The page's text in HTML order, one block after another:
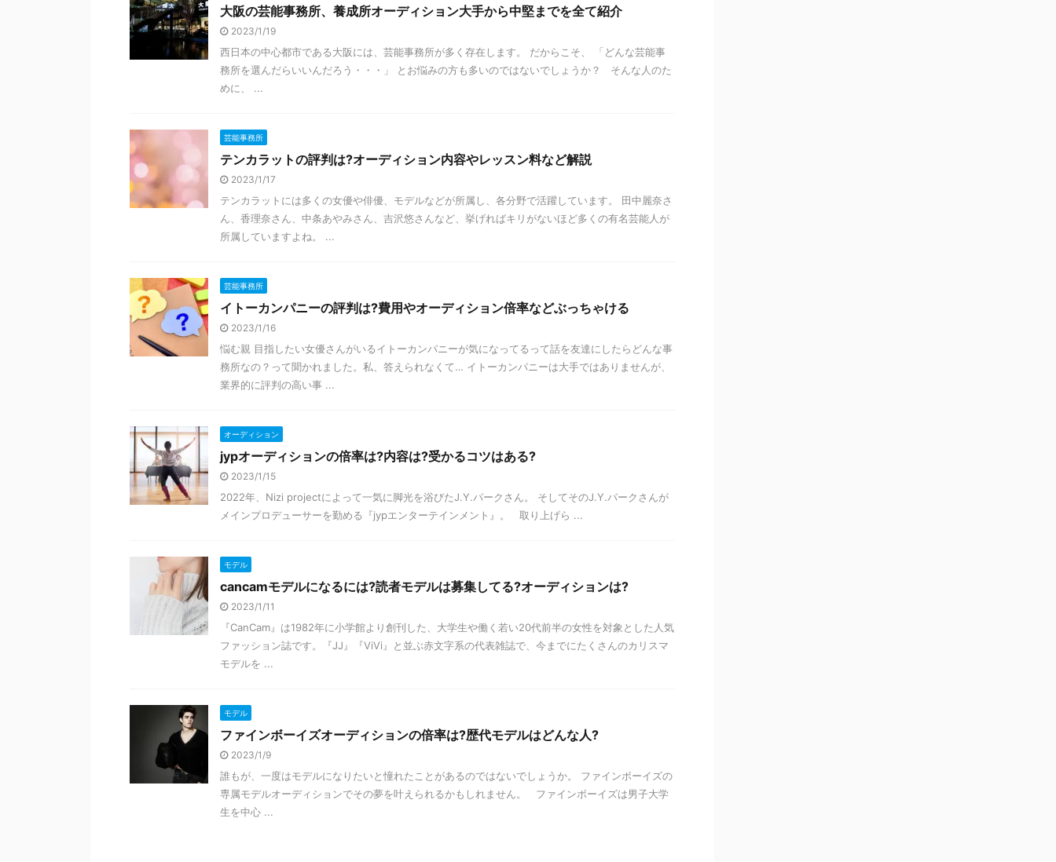
大阪の芸能事務所、養成所オーディション大手から中堅までを全て紹介
2023/1/19
西日本の中心都市である大阪には、芸能事務所が多く存在します。 だからこそ、 「どんな芸能事
務所を選んだらいいんだろう・・・」 とお悩みの方も多いのではないでしょうか？ そんな人のた
めに、 ...
芸能事務所
テンカラットの評判は?オーディション内容やレッスン料など解説
2023/1/17
テンカラットには多くの女優や俳優、モデルなどが所属し、各分野で活躍しています。 田中麗奈さ
ん、香理奈さん、中条あやみさん、吉沢悠さんなど、挙げればキリがないほど多くの有名芸能人が
所属していますよね。 ...
芸能事務所
イトーカンパニーの評判は?費用やオーディション倍率などぶっちゃける
2023/1/16
悩む親 目指したい女優さんがいるイトーカンパニーが気になってるって話を友達にしたらどんな事
務所なの？って聞かれました。私、答えられなくて… イトーカンパニーは大手ではありませんが、
業界的に評判の高い事 ...
オーディション
jypオーディションの倍率は?内容は?受かるコツはある?
2023/1/15
2022年、Nizi projectによって一気に脚光を浴びたJ.Y.パークさん。 そしてそのJ.Y.パークさんが
メインプロデューサーを勤める『jypエンターテインメント』。 取り上げら ...
モデル
cancamモデルになるには?読者モデルは募集してる?オーディションは?
2023/1/11
『CanCam』は1982年に小学館より創刊した、大学生や働く若い20代前半の女性を対象とした人気
ファッション誌です。『JJ』『ViVi』と並ぶ赤文字系の代表雑誌で、今までにたくさんのカリスマ
モデルを ...
モデル
ファインボーイズオーディションの倍率は?歴代モデルはどんな人?
2023/1/9
誰もが、一度はモデルになりたいと憧れたことがあるのではないでしょうか。 ファインボーイズの
専属モデルオーディションでその夢を叶えられるかもしれません。 ファインボーイズは男子大学
生を中心 ...